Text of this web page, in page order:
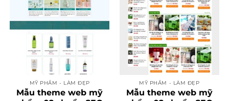
MỸ PHẨM - LÀM ĐẸP
Mẫu theme web mỹ
MỸ PHẨM - LÀM ĐẸP
Mẫu theme web mỹ